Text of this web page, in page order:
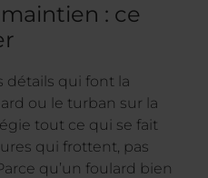
: ce
détails qui font la
ou le turban sur la
tout ce qui se fait
qui frottent, pas
qu’un foulard bien